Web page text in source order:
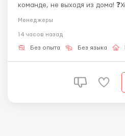
команде, не выходя из дома! ❓Хотите попробовать себя
включено и поддержка 24/7 ❗Вакансия чат-менеджера
— это: &nb...
Менеджеры
14 часов назад
Без опыта Без языка